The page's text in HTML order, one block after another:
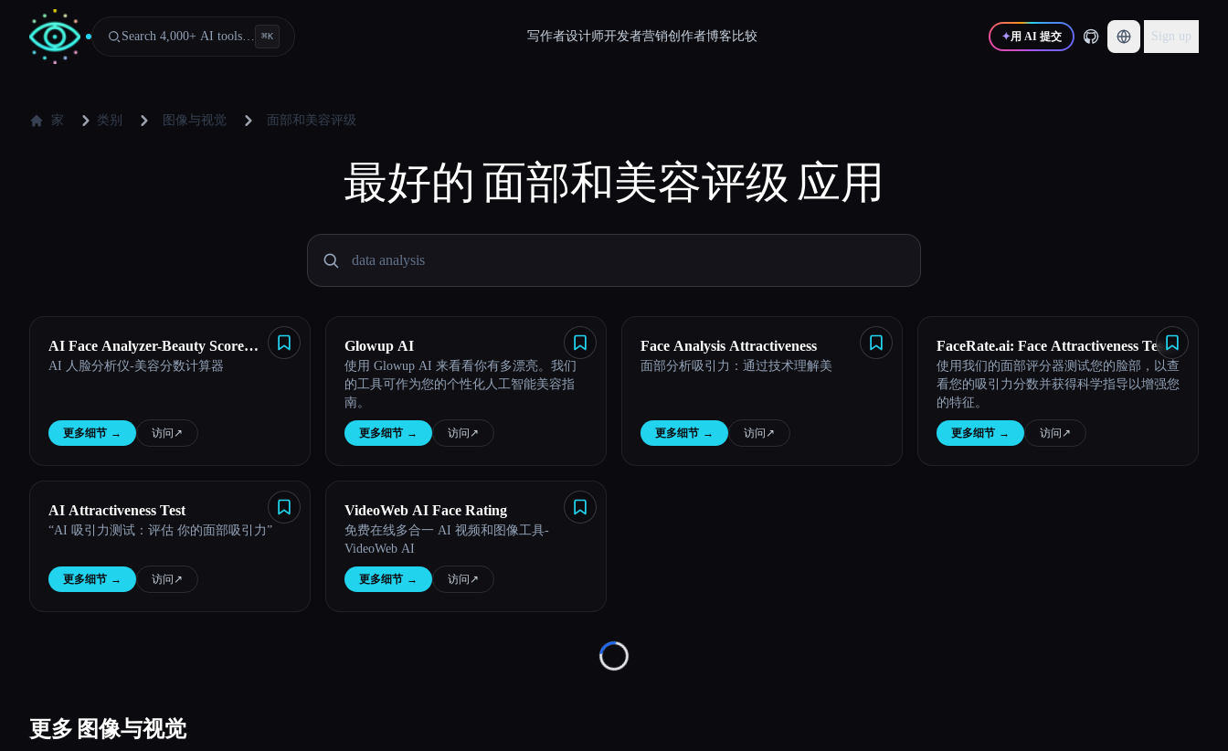
Search 4,000+ AI tools… ⌘K 写作者设计师开发者营销创作者博客 比较 ✦用 AI 提交 Sign up
家 类别 图像与视觉 面部和美容评级
最好的面部和美容评级应用
AI Face Analyzer-Beauty Score
Calculator
AI 人脸分析仪-美容分数计算器
更多细节 → 访问 ↗︎
Glowup AI
使用 Glowup AI 来看看你有多漂亮。我们
的工具可作为您的个性化人工智能美容指
南。
更多细节 → 访问 ↗︎
Face Analysis Attractiveness
面部分析吸引力：通过技术理解美
更多细节 → 访问 ↗︎
FaceRate.ai: Face Attractiveness Test
and Analysis Tool
使用我们的面部评分器测试您的脸部，以查
看您的吸引力分数并获得科学指导以增强您
的特征。
更多细节 → 访问 ↗︎
AI Attractiveness Test
“AI 吸引力测试：评估 你的面部吸引力”
更多细节 → 访问 ↗︎
VideoWeb AI Face Rating
免费在线多合一 AI 视频和图像工具-
VideoWeb AI
更多细节 → 访问 ↗︎
Loading...
更多 图像与视觉